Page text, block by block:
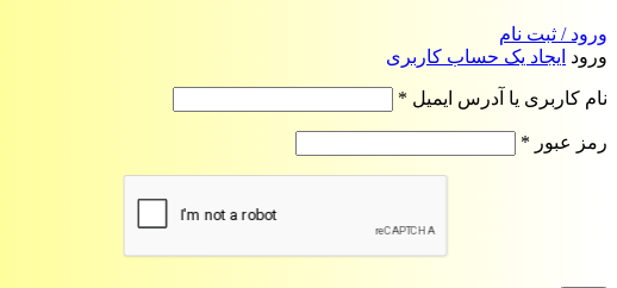
ورود / ثبت نام
ورود ایجاد یک حساب کاربری
نام کاربری یا آدرس ایمیل *
رمز عبور *